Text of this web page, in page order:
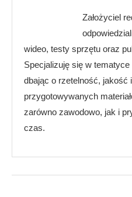
Założyciel
wideo, testy sprzętu oraz
Specjalizuję się w
dbając o rzetelność, jakość
przygotowywanych
zarówno zawodowo, jak i
czas.